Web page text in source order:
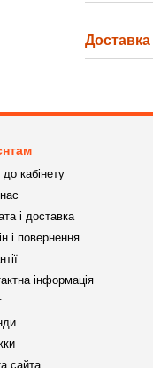
Доставка
до кабінету
і доставка
і повернення
інформація
сайта